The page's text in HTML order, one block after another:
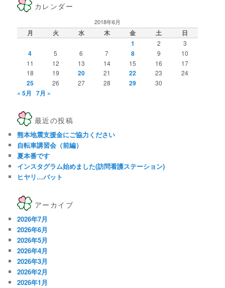
カレンダー
2018年6月
月 火 水 木 金 土
日
1
2 3
4 5 6 7 8 9
10
11
12 13 14 15 16
17
18
19 20 21 22 23 24
25 26 27 28 29 30
« 5月 7月 »
最近の投稿
熊本地震支援金にご協力ください
自転車講習会（前編）
夏本番です
インスタグラム始めました(訪問看護ステーション)
ヒヤリ…バット
アーカイブ
2026年7月
2026年6月
2026年5月
2026年4月
2026年3月
2026年2月
2026年1月